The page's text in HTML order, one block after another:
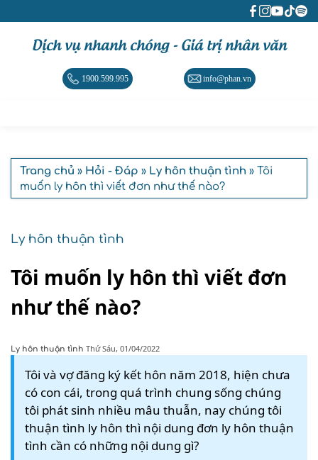
Dịch vụ nhanh chóng - Giá trị nhân văn
1900.599.995 info@phan.vn
Trang chủ » Hỏi - Đáp » Ly hôn thuận tình » Tôi
muốn ly hôn thì viết đơn như thế nào?
Ly hôn thuận tình
Tôi muốn ly hôn thì viết đơn
như thế nào?
Ly hôn thuận tình Thứ Sáu, 01/04/2022
Tôi và vợ đăng ký kết hôn năm 2018, hiện chưa
có con cái, trong quá trình chung sống chúng
tôi phát sinh nhiều mâu thuẫn, nay chúng tôi
thuận tình ly hôn thì nội dung đơn ly hôn thuận
tình cần có những nội dung gì?